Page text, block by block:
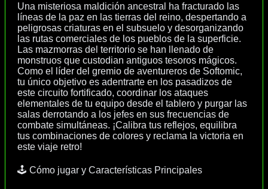
Una misteriosa maldición ancestral ha fracturado las
líneas de la paz en las tierras del reino, despertando a
peligrosas criaturas en el subsuelo y desorganizando
las rutas comerciales de los pueblos de la superficie.
Las mazmorras del territorio se han llenado de
monstruos que custodian antiguos tesoros mágicos.
Como el líder del gremio de aventureros de Softomic,
tu único objetivo es adentrarte en los pasadizos de
este circuito fortificado, coordinar los ataques
elementales de tu equipo desde el tablero y purgar las
salas derrotando a los jefes en sus frecuencias de
combate simultáneas. ¡Calibra tus reflejos, equilibra
tus combinaciones de colores y reclama la victoria en
este viaje retro!
🕹️ Cómo jugar y Características Principales